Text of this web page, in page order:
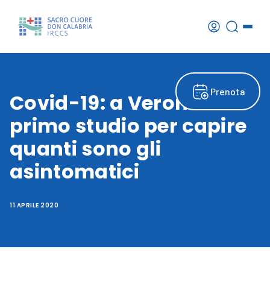
Prenota
Covid-19: a Verona il
primo studio per capire
quanti sono gli
asintomatici
11 APRILE 2020